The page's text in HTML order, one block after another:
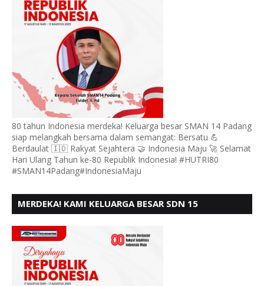
80 tahun Indonesia merdeka! Keluarga besar SMAN 14 Padang
siap melangkah bersama dalam semangat: Bersatu 💪
Berdaulat 🇮🇩 Rakyat Sejahtera 🤝 Indonesia Maju 🚀 Selamat
Hari Ulang Tahun ke-80 Republik Indonesia! #HUTRI80
#SMAN14Padang#IndonesiaMaju
MERDEKA! KAMI KELUARGA BESAR SDN 15